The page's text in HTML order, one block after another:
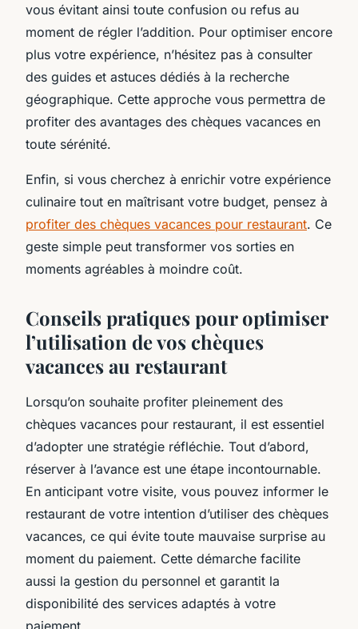
vous évitant ainsi toute confusion ou refus au
moment de régler l’addition. Pour optimiser encore
plus votre expérience, n’hésitez pas à consulter
des guides et astuces dédiés à la recherche
géographique. Cette approche vous permettra de
profiter des avantages des chèques vacances en
toute sérénité.
Enfin, si vous cherchez à enrichir votre expérience
culinaire tout en maîtrisant votre budget, pensez à
profiter des chèques vacances pour restaurant. Ce
geste simple peut transformer vos sorties en
moments agréables à moindre coût.
Conseils pratiques pour optimiser
l’utilisation de vos chèques
vacances au restaurant
Lorsqu’on souhaite profiter pleinement des
chèques vacances pour restaurant, il est essentiel
d’adopter une stratégie réfléchie. Tout d’abord,
réserver à l’avance est une étape incontournable.
En anticipant votre visite, vous pouvez informer le
restaurant de votre intention d’utiliser des chèques
vacances, ce qui évite toute mauvaise surprise au
moment du paiement. Cette démarche facilite
aussi la gestion du personnel et garantit la
disponibilité des services adaptés à votre
paiement.